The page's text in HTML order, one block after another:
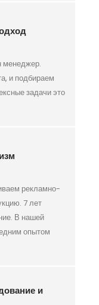
менеджер.
и подбираем
задачи это
рекламно-
7 лет
В нашей
опытом
и